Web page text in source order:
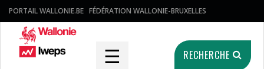
PORTAIL WALLONIE.BE FÉDÉRATION WALLONIE-BRUXELLES
☰ RECHERCHE